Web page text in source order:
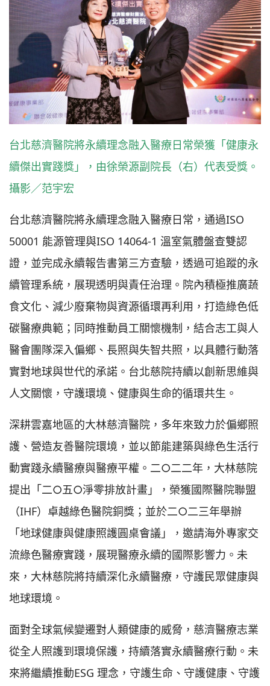
台北慈濟醫院將永續理念融入醫療日常榮獲「健康永
續傑出實踐獎」，由徐榮源副院長（右）代表受獎。
攝影／范宇宏
台北慈濟醫院將永續理念融入醫療日常，通過ISO
50001 能源管理與ISO 14064-1 溫室氣體盤查雙認
證，並完成永續報告書第三方查驗，透過可追蹤的永
續管理系統，展現透明與責任治理。院內積極推廣蔬
食文化、減少廢棄物與資源循環再利用，打造綠色低
碳醫療典範；同時推動員工關懷機制，結合志工與人
醫會團隊深入偏鄉、長照與失智共照，以具體行動落
實對地球與世代的承諾。台北慈院持續以創新思維與
人文關懷，守護環境、健康與生命的循環共生。
深耕雲嘉地區的大林慈濟醫院，多年來致力於偏鄉照
護、營造友善醫院環境，並以節能建築與綠色生活行
動實踐永續醫療與醫療平權。二○二二年，大林慈院
提出「二○五○淨零排放計畫」，榮獲國際醫院聯盟
（IHF）卓越綠色醫院銅獎；並於二○二三年舉辦
「地球健康與健康照護圓桌會議」，邀請海外專家交
流綠色醫療實踐，展現醫療永續的國際影響力。未
來，大林慈院將持續深化永續醫療，守護民眾健康與
地球環境。
面對全球氣候變遷對人類健康的威脅，慈濟醫療志業
從全人照護到環境保護，持續落實永續醫療行動。未
來將繼續推動ESG 理念，守護生命、守護健康、守護